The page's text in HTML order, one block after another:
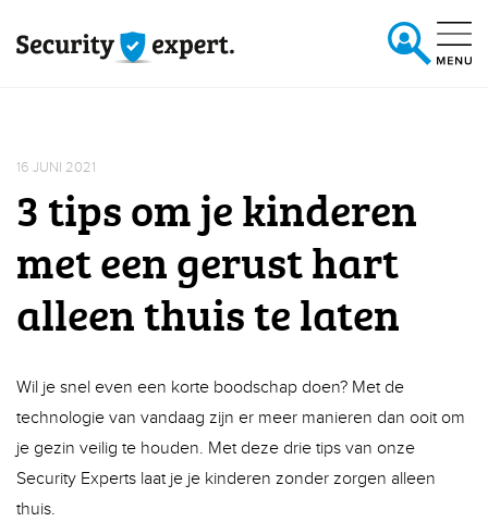
NL |
FR
16 JUNI 2021
3 tips om je kinderen
met een gerust hart
alleen thuis te laten
Wil je snel even een korte boodschap doen? Met de
technologie van vandaag zijn er meer manieren dan ooit om
je gezin veilig te houden. Met deze drie tips van onze
Security Experts laat je je kinderen zonder zorgen alleen
thuis.